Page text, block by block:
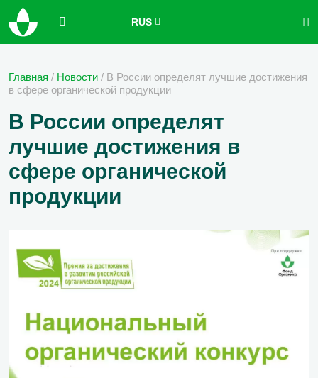
RUS
Главная / Новости / В России определят лучшие достижения
в сфере органической продукции
В России определят
лучшие достижения в
сфере органической
продукции